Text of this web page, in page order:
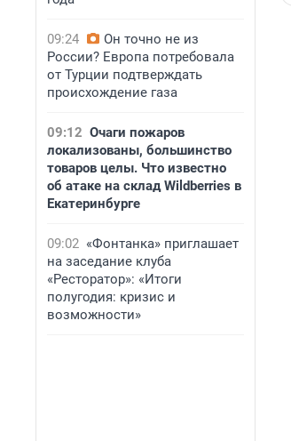
09:24
Он точно не из
России? Европа потребовала
от Турции подтверждать
происхождение газа
09:12 Очаги пожаров
локализованы, большинство
товаров целы. Что известно
об атаке на склад Wildberries в
Екатеринбурге
09:02 «Фонтанка» приглашает
на заседание клуба
«Ресторатор»: «Итоги
полугодия: кризис и
возможности»